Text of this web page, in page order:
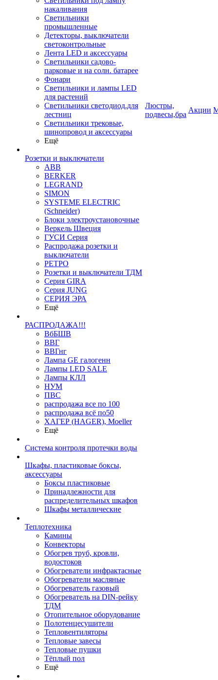
накаливания
Светильники
промышленные
Детекторы, выключатели
светоконтрольные
Лента LED и аксессуары
Светильники садово-
парковые и на солн. батарее
Фонари
Светильники и лампы LED
для растений
Светильники светодиод.для
лестниц
Светильники трековые,
шинопровод и аксессуары
Ещё
Розетки и выключатели
ABB
BERKER
LEGRAND
SIMON
SYSTEME ELECTRIC
(Schneider)
Блоки электроустановочные
Веркель Швеция
ГУСИ Серия
Распродажа розетки и
выключатели
РЕТРО
Розетки и выключатели ТДМ
Серия GIRA
Серия JUNG
СЕРИЯ ЭРА
Ещё
РАСПРОДАЖА!!!
ВбБШВ
ВВГ
ВВГнг
Лампа GE галогенн
Лампы LED SALE
Лампы КЛЛ
НУМ
ПВС
распродажа все по 100
распродажа всё по50
ХАГЕР (HAGER), Moeller
Ещё
Система контроля протечки воды
Шкафы, пластиковые боксы,
аксессуары
Боксы пластиковые
Принадлежности для
распределительных шкафов
Шкафы металлические
Теплотехника
Камины
Конвекторы
Обогрев труб, кровли,
водостоков
Обогреватели инфрактасные
Обогреватели масляные
Обогреватель газовый
Обогреватель на DIN-рейку
ТДМ
Отопительное оборудование
Полотенцесушители
Тепловентиляторы
Тепловые завесы
Тепловые пушки
Тёплый пол
Ещё
Люстры,
подвесы,бра
Акции